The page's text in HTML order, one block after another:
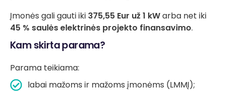
Įmonės gali gauti iki 375,55 Eur už 1 kWarba net iki
45 % saulės elektrinės projekto finansavimo.
Kam skirta parama?
Parama teikiama:
labai mažoms ir mažoms įmonėms (LMMĮ);